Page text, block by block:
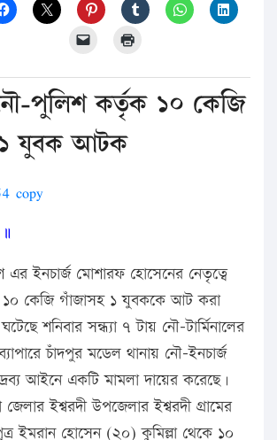
পুলিশ কর্তৃক ১০ কেজি
যুবক আটক
ইনচার্জ মোশারফ হোসেনের নেতৃত্বে
১০ কেজি গাঁজাসহ ১ যুবককে আট করা
শনিবার সন্ধ্যা ৭ টায় নৌ-টার্মিনালের
চাঁদপুর মডেল থানায় নৌ-ইনচার্জ
আইনে একটি মামলা দায়ের করেছে।
ইশ্বরদী উপজেলার ইশ্বরদী গ্রামের
ইমরান হোসেন (২০) কুমিল্লা থেকে ১০